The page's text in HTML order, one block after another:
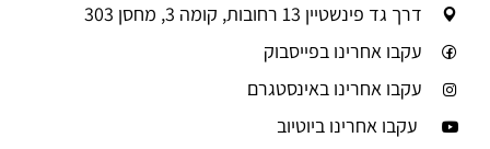
דרך גד פינשטיין 13 רחובות, קומה 3, מחסן 303
עקבו אחרינו בפייסבוק
עקבו אחרינו באינסטגרם
עקבו אחרינו ביוטיוב